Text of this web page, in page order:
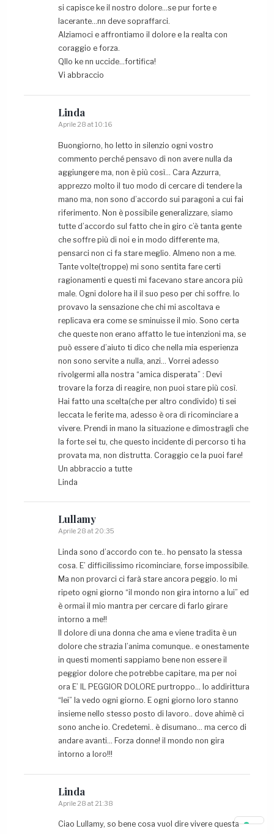
si capisce ke il nostro dolore…se pur forte e
lacerante…nn deve sopraffarci.
Alziamoci e affrontiamo il dolore e la realta con
coraggio e forza.
Qllo ke nn uccide…fortifica!
Vi abbraccio
Linda
Aprile 28 at 10:16
Buongiorno, ho letto in silenzio ogni vostro
commento perché pensavo di non avere nulla da
aggiungere ma, non è più così… Cara Azzurra,
apprezzo molto il tuo modo di cercare di tendere la
mano ma, non sono d’accordo sui paragoni a cui fai
riferimento. Non è possibile generalizzare, siamo
tutte d’accordo sul fatto che in giro c’è tanta gente
che soffre più di noi e in modo differente ma,
pensarci non ci fa stare meglio. Almeno non a me.
Tante volte(troppe) mi sono sentita fare certi
ragionamenti e questi mi facevano stare ancora più
male. Ogni dolore ha il il suo peso per chi soffre. Io
provavo la sensazione che chi mi ascoltava e
replicava era come se sminuisse il mio. Sono certa
che queste non erano affatto le tue intenzioni ma, se
può essere d’aiuto ti dico che nella mia esperienza
non sono servite a nulla, anzi… Vorrei adesso
rivolgermi alla nostra “amica disperata” : Devi
trovare la forza di reagire, non puoi stare più così.
Hai fatto una scelta(che per altro condivido) ti sei
leccata le ferite ma, adesso è ora di ricominciare a
vivere. Prendi in mano la situazione e dimostragli che
la forte sei tu, che questo incidente di percorso ti ha
provata ma, non distrutta. Coraggio ce la puoi fare!
Un abbraccio a tutte
Linda
Lullamy
Aprile 28 at 20:35
Linda sono d’accordo con te.. ho pensato la stessa
cosa. E’ difficilissimo ricominciare, forse impossibile.
Ma non provarci ci farà stare ancora peggio. Io mi
ripeto ogni giorno “il mondo non gira intorno a lui” ed
è ormai il mio mantra per cercare di farlo girare
intorno a me!!
Il dolore di una donna che ama e viene tradita è un
dolore che strazia l’anima comunque.. e onestamente
in questi momenti sappiamo bene non essere il
peggior dolore che potrebbe capitare, ma per noi
ora E’ IL PEGGIOR DOLORE purtroppo… Io addirittura
“lei” la vedo ogni giorno. E ogni giorno loro stanno
insieme nello stesso posto di lavoro.. dove ahimè ci
sono anche io. Credetemi.. è disumano… ma cerco di
andare avanti… Forza donne! il mondo non gira
intorno a loro!!!
Linda
Aprile 28 at 21:38
Ciao Lullamy, so bene cosa vuol dire vivere questa